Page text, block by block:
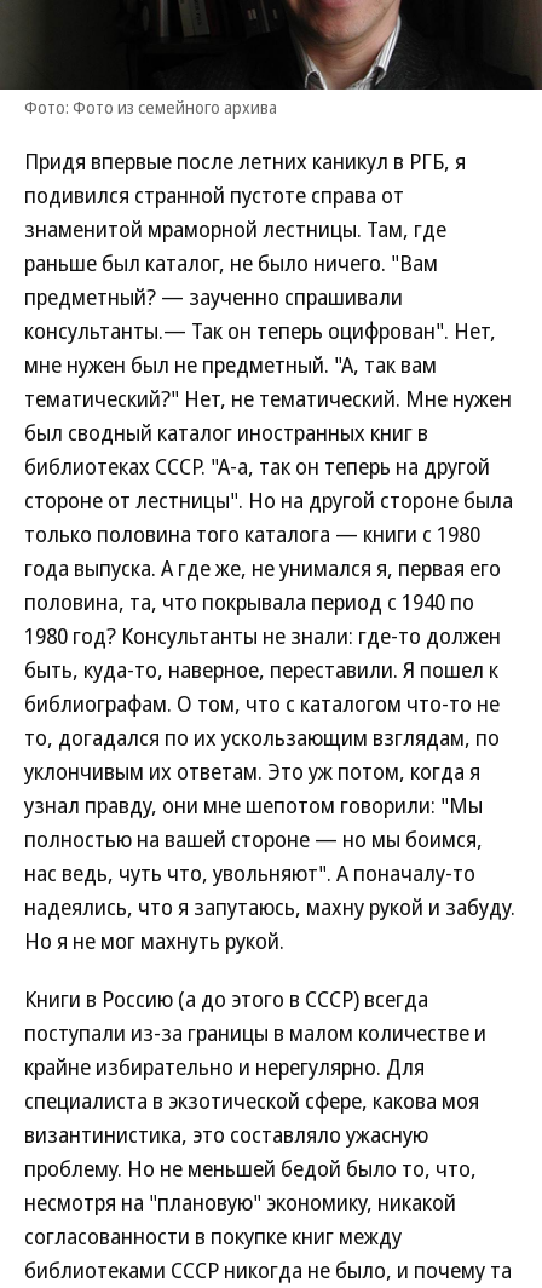
Фото: Фото из семейного архива
Придя впервые после летних каникул в РГБ, я
подивился странной пустоте справа от
знаменитой мраморной лестницы. Там, где
раньше был каталог, не было ничего. "Вам
предметный? — заученно спрашивали
консультанты.— Так он теперь оцифрован". Нет,
мне нужен был не предметный. "А, так вам
тематический?" Нет, не тематический. Мне нужен
был сводный каталог иностранных книг в
библиотеках СССР. "А-а, так он теперь на другой
стороне от лестницы". Но на другой стороне была
только половина того каталога — книги с 1980
года выпуска. А где же, не унимался я, первая его
половина, та, что покрывала период с 1940 по
1980 год? Консультанты не знали: где-то должен
быть, куда-то, наверное, переставили. Я пошел к
библиографам. О том, что с каталогом что-то не
то, догадался по их ускользающим взглядам, по
уклончивым их ответам. Это уж потом, когда я
узнал правду, они мне шепотом говорили: "Мы
полностью на вашей стороне — но мы боимся,
нас ведь, чуть что, увольняют". А поначалу-то
надеялись, что я запутаюсь, махну рукой и забуду.
Но я не мог махнуть рукой.
Книги в Россию (а до этого в СССР) всегда
поступали из-за границы в малом количестве и
крайне избирательно и нерегулярно. Для
специалиста в экзотической сфере, какова моя
византинистика, это составляло ужасную
проблему. Но не меньшей бедой было то, что,
несмотря на "плановую" экономику, никакой
согласованности в покупке книг между
библиотеками СССР никогда не было, и почему та